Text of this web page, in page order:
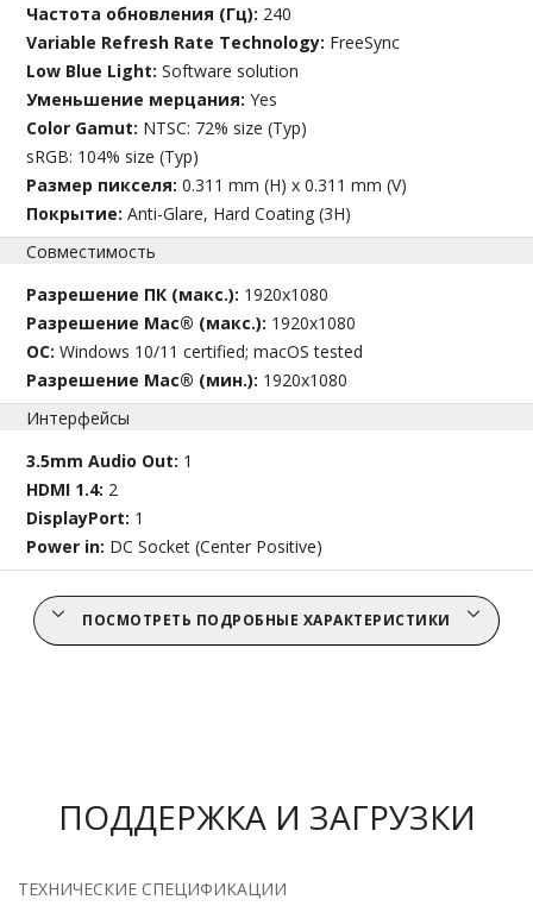
Частота обновления (Гц): 240
Variable Refresh Rate Technology: FreeSync
Low Blue Light:Software solution
Уменьшение мерцания:Yes
Color Gamut: NTSC: 72% size (Typ)
sRGB: 104% size (Typ)
Размер пикселя:0.311 mm (H) x 0.311 mm (V)
Покрытие:Anti-Glare, Hard Coating (3H)
Совместимость
Разрешение ПК (макс.): 1920x1080
Разрешение Mac® (макс.): 1920x1080
ОС:Windows 10/11 certified; macOS tested
Разрешение Mac® (мин.): 1920x1080
Интерфейсы
3.5mm Audio Out: 1
HDMI 1.4: 2
DisplayPort: 1
Power in: DC Socket (Center Positive)
ПОСМОТРЕТЬ ПОДРОБНЫЕ ХАРАКТЕРИСТИКИ
ПОДДЕРЖКА И ЗАГРУЗКИ
ТЕХНИЧЕСКИЕ СПЕЦИФИКАЦИИ